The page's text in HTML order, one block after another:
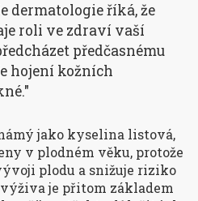
dermatologie říká, že
roli ve zdraví vaší
předčasnému
hojení kožních
jako kyselina listová,
v plodném věku, protože
plodu a snižuje riziko
je přitom základem